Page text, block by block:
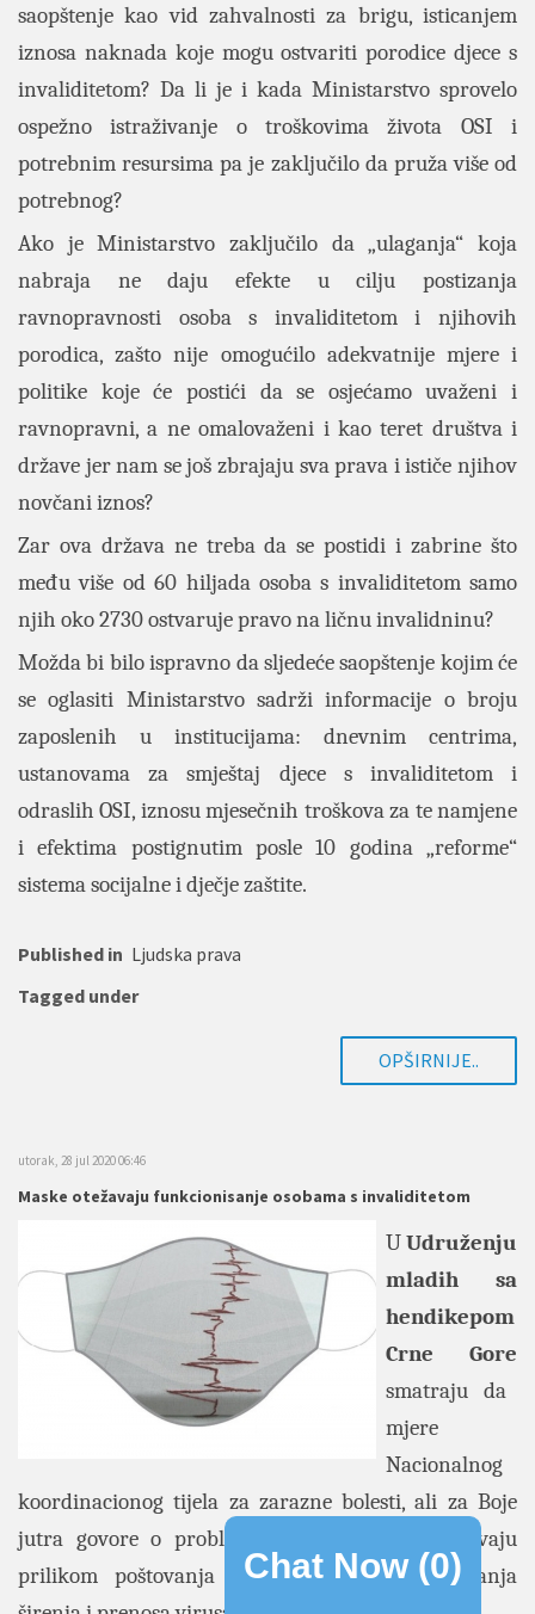
saopštenje kao vid zahvalnosti za brigu, isticanjem
iznosa naknada koje mogu ostvariti porodice djece s
invaliditetom? Da li je i kada Ministarstvo sprovelo
ospežno istraživanje o troškovima života OSI i
potrebnim resursima pa je zaključilo da pruža više od
potrebnog?
Ako je Ministarstvo zaključilo da „ulaganja“ koja
nabraja ne daju efekte u cilju postizanja
ravnopravnosti osoba s invaliditetom i njihovih
porodica, zašto nije omogućilo adekvatnije mjere i
politike koje će postići da se osjećamo uvaženi i
ravnopravni, a ne omalovaženi i kao teret društva i
države jer nam se još zbrajaju sva prava i ističe njihov
novčani iznos?
Zar ova država ne treba da se postidi i zabrine što
među više od 60 hiljada osoba s invaliditetom samo
njih oko 2730 ostvaruje pravo na ličnu invalidninu?
Možda bi bilo ispravno da sljedeće saopštenje kojim će
se oglasiti Ministarstvo sadrži informacije o broju
zaposlenih u institucijama: dnevnim centrima,
ustanovama za smještaj djece s invaliditetom i
odraslih OSI, iznosu mjesečnih troškova za te namjene
i efektima postignutim posle 10 godina „reforme“
sistema socijalne i dječje zaštite.
Published in Ljudska prava
Tagged under
OPŠIRNIJE..
utorak, 28 jul 2020 06:46
Maske otežavaju funkcionisanje osobama s invaliditetom
UUdruženju
mladih sa
hendikepom
Crne Gore
smatraju da
mjere
Nacionalnog
koordinacionog tijela za zarazne bolesti, ali za Boje
jutra govore o problemima s kojima se suočavaju
prilikom poštovanja mjera, odnosno sprječavanja
Chat Now (0)